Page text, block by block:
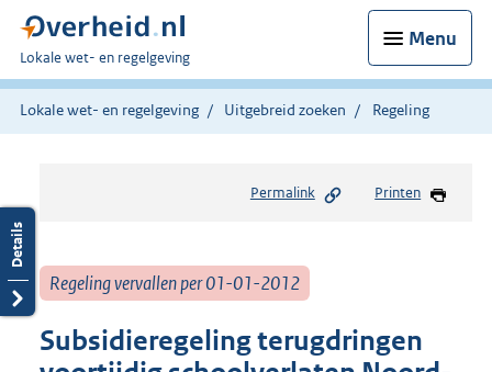
Menu
U
bent
hier:
Lokale wet- en regelgeving
Lokale wet- en regelgeving Uitgebreid zoeken Regeling
Permalink Printen
Regeling vervallen per 01-01-2012
Subsidieregeling terugdringen